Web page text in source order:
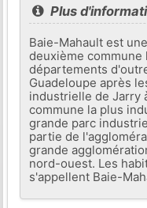
Plus
Baie-Mahault est
deuxième commune
départements
Guadeloupe après
industrielle de Jarry
commune la plus
grande parc
partie de
grande
nord-ouest. Les
s'appellent Baie-